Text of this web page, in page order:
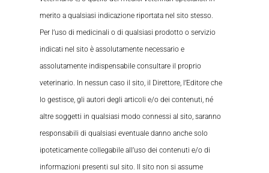
merito a qualsiasi indicazione riportata nel sito stesso.
Per l’uso di medicinali o di qualsiasi prodotto o servizio
indicati nel sito è assolutamente necessario e
assolutamente indispensabile consultare il proprio
veterinario. In nessun caso il sito, il Direttore, l’Editore che
lo gestisce, gli autori degli articoli e/o dei contenuti, né
altre soggetti in qualsiasi modo connessi al sito, saranno
responsabili di qualsiasi eventuale danno anche solo
ipoteticamente collegabile all’uso dei contenuti e/o di
informazioni presenti sul sito. Il sito non si assume